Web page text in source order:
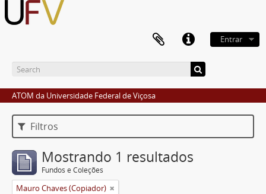
Entrar
ATOM da Universidade Federal de Viçosa
Filtros
Mostrando 1 resultados
Fundos e Coleções
Mauro Chaves (Copiador)